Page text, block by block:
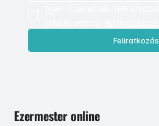
Feliratkozás
Ezermester online